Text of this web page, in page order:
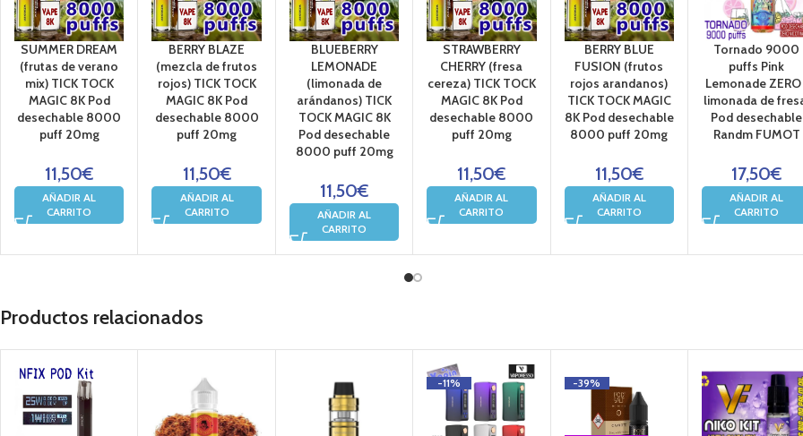
SUMMER DREAM
(frutas de verano
mix) TICK TOCK
MAGIC 8K Pod
desechable 8000
puff 20mg
11,50€
AÑADIR AL
CARRITO
BERRY BLAZE
(mezcla de frutos
rojos) TICK TOCK
MAGIC 8K Pod
desechable 8000
puff 20mg
11,50€
AÑADIR AL
CARRITO
BLUEBERRY
LEMONADE
(limonada de
arándanos) TICK
TOCK MAGIC 8K
Pod desechable
8000 puff 20mg
11,50€
AÑADIR AL
CARRITO
STRAWBERRY
CHERRY (fresa
cereza) TICK TOCK
MAGIC 8K Pod
desechable 8000
puff 20mg
11,50€
AÑADIR AL
CARRITO
BERRY BLUE
FUSION (frutos
rojos arandanos)
TICK TOCK MAGIC
8K Pod desechable
8000 puff 20mg
11,50€
AÑADIR AL
CARRITO
Tornado 9000
puffs Pink
Lemonade ZERO
limonada de
Pod desechable
Randm FUMOT
17,50€
AÑADIR AL
CARRITO
Productos relacionados
-11% -39%